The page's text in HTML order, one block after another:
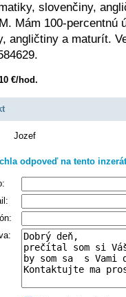
slovenčiny,
Mám 100-percentnú
angličtiny a maturít.
€/hod.
Jozef
odpoveď na tento inzerát